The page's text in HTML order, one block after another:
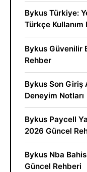
Bykus Türkiye:
Türkçe Kullanım
Bykus Güvenilir
Rehber
Bykus Son Giriş
Deneyim Notları
Bykus Paycell
2026 Güncel
Bykus Nba
Güncel Rehberi